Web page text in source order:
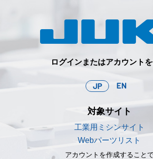
ログインまたはアカウント
JP EN
対象サイト
工業用ミシンサイト
Webパーツリスト
アカウントを作成すること